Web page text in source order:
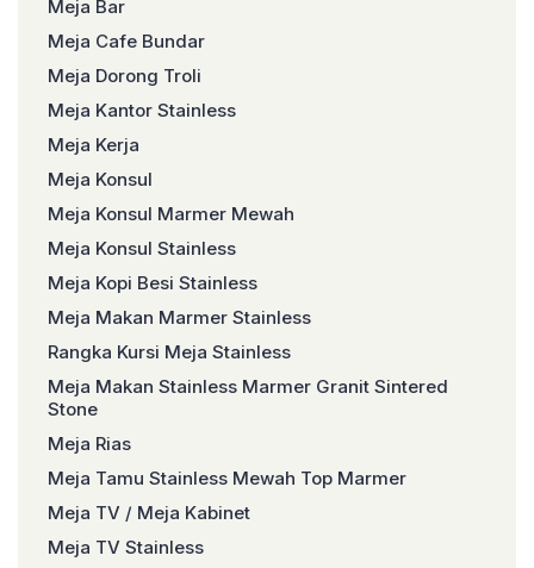
Meja Bar
Meja Cafe Bundar
Meja Dorong Troli
Meja Kantor Stainless
Meja Kerja
Meja Konsul
Meja Konsul Marmer Mewah
Meja Konsul Stainless
Meja Kopi Besi Stainless
Meja Makan Marmer Stainless
Rangka Kursi Meja Stainless
Meja Makan Stainless Marmer Granit Sintered
Stone
Meja Rias
Meja Tamu Stainless Mewah Top Marmer
Meja TV / Meja Kabinet
Meja TV Stainless